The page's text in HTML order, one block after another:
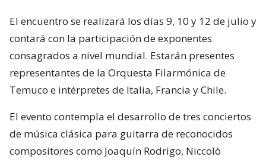
El encuentro se realizará los días 9, 10 y 12 de julio y
contará con la participación de exponentes
consagrados a nivel mundial. Estarán presentes
representantes de la Orquesta Filarmónica de
Temuco e intérpretes de Italia, Francia y Chile.
El evento contempla el desarrollo de tres conciertos
de música clásica para guitarra de reconocidos
compositores como Joaquín Rodrigo, Niccolò